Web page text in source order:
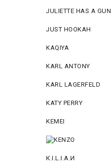
JULIETTE HAS A GUN
JUST HOOKAH
KAQIYA
KARL ANTONY
KARL LAGERFELD
KATY PERRY
KEMEI
К.I.L.I.А.И